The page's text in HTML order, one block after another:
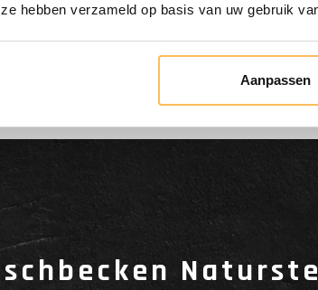
hebben verzameld op basis van uw gebruik
Aanpassen
Kostenlose Lieferung